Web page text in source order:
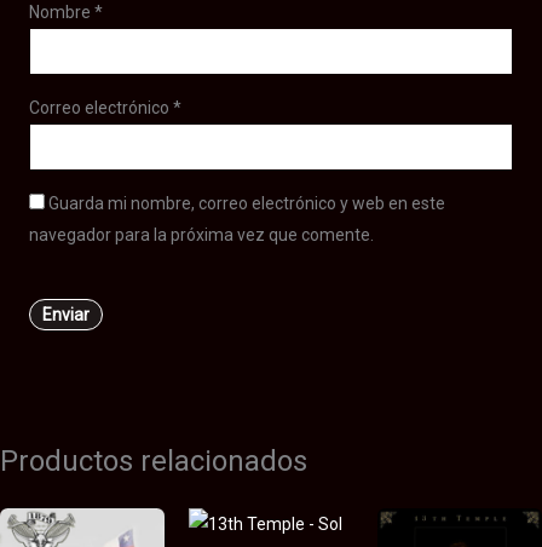
Nombre*
Correo electrónico*
Guarda mi nombre, correo electrónico y web en este
navegador para la próxima vez que comente.
Productos relacionados